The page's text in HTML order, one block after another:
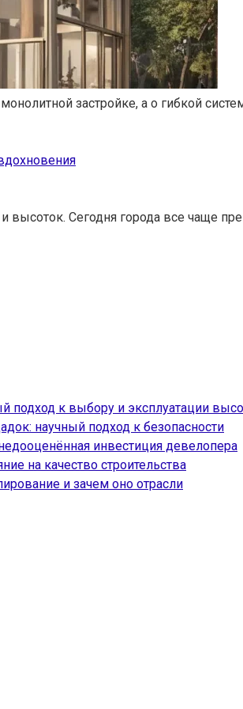
застройке, а о гибкой
высоток. Сегодня города все чаще
к выбору и эксплуатации
научный подход к безопасности
инвестиция девелопера
на качество строительства
и зачем оно отрасли